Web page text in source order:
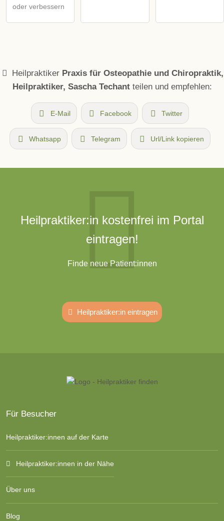
oder verbessern
Heilpraktiker Praxis für Osteopathie und Chiropraktik,
Heilpraktiker, Sascha Techantteilen und empfehlen:
E-Mail Facebook Twitter
Whatsapp Telegram Url/Link kopieren
Heilpraktiker:in kostenfrei im Portal
eintragen!
Finde neue Patient:innen
Heilpraktiker:in eintragen
Für Besucher
Heilpraktiker:innen auf der Karte
Heilpraktiker:innen in der Nähe
Über uns
Blog